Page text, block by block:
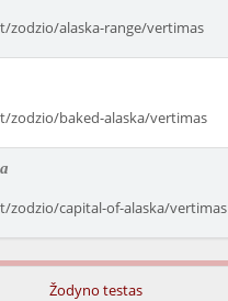
zodzio/alaska-range/vertimas
zodzio/baked-alaska/vertimas
zodzio/capital-of-alaska/vertimas
Žodyno testas